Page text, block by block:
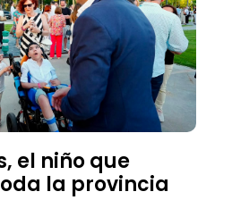
el niño que
la provincia